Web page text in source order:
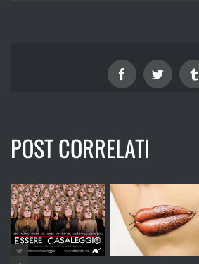
FacebookTwitter
POST CORRELATI